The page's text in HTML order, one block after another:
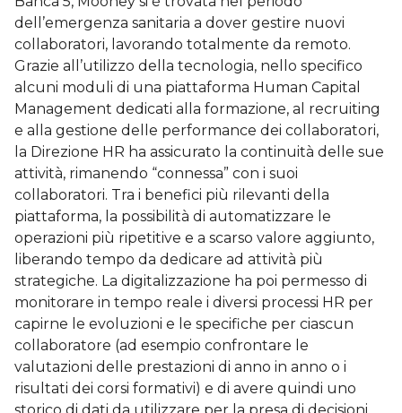
dell’emergenza sanitaria a dover gestire nuovi
collaboratori, lavorando totalmente da remoto.
Grazie all’utilizzo della tecnologia, nello specifico
alcuni moduli di una piattaforma Human Capital
Management dedicati alla formazione, al recruiting
e alla gestione delle performance dei collaboratori,
la Direzione HR ha assicurato la continuità delle sue
attività, rimanendo “connessa” con i suoi
collaboratori. Tra i benefici più rilevanti della
piattaforma, la possibilità di automatizzare le
operazioni più ripetitive e a scarso valore aggiunto,
liberando tempo da dedicare ad attività più
strategiche. La digitalizzazione ha poi permesso di
monitorare in tempo reale i diversi processi HR per
capirne le evoluzioni e le specifiche per ciascun
collaboratore (ad esempio confrontare le
valutazioni delle prestazioni di anno in anno o i
risultati dei corsi formativi) e di avere quindi uno